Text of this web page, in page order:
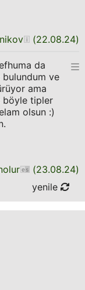
(22.08.24)
da
bulundum ve
ama
böyle tipler
olsun :)
(23.08.24)
yenile